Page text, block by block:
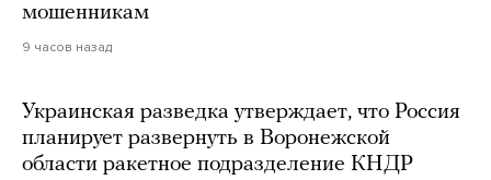
мошенникам
9 часов назад
Украинская разведка утверждает, что Россия
планирует развернуть в Воронежской
области ракетное подразделение КНДР